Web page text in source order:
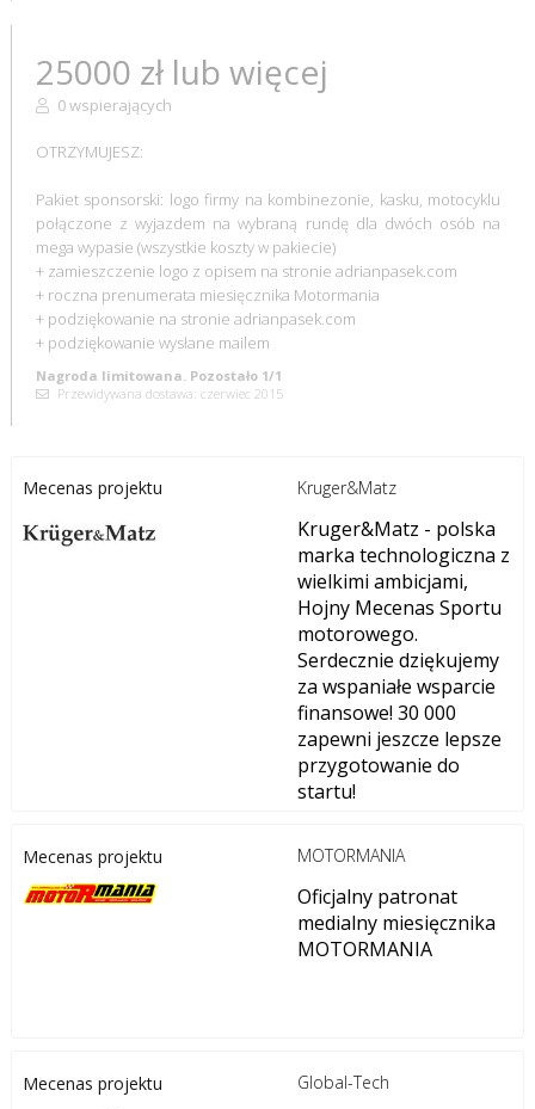
25000 zł lub więcej
0 wspierających
OTRZYMUJESZ:
Pakiet sponsorski: logo firmy na kombinezonie, kasku, motocyklu
połączone z wyjazdem na wybraną rundę dla dwóch osób na
mega wypasie (wszystkie koszty w pakiecie)
+ zamieszczenie logo z opisem na stronie adrianpasek.com
+ roczna prenumerata miesięcznika Motormania
+ podziękowanie na stronie adrianpasek.com
+ podziękowanie wysłane mailem
Nagroda limitowana. Pozostało 1/1
Przewidywana dostawa: czerwiec 2015
Mecenas projektu Kruger&Matz
Kruger&Matz - polska
marka technologiczna z
wielkimi ambicjami,
Hojny Mecenas Sportu
motorowego.
Serdecznie dziękujemy
za wspaniałe wsparcie
finansowe! 30 000
zapewni jeszcze lepsze
przygotowanie do
startu!
Mecenas projektu MOTORMANIA
Oficjalny patronat
medialny miesięcznika
MOTORMANIA
Mecenas projektu Global-Tech